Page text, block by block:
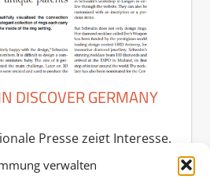
verwalten
DISCOVER GERMANY
Presse zeigt Interesse.
Germany“ würdigte die